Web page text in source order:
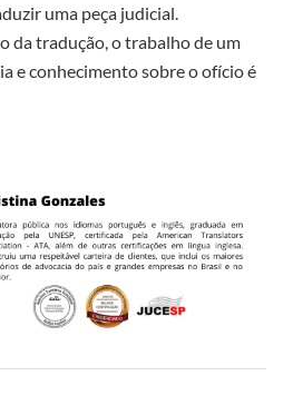
uma peça judicial.
da tradução, o trabalho de um
e conhecimento sobre o ofício é